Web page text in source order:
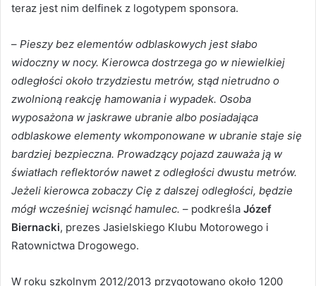
teraz jest nim delfinek z logotypem sponsora.
– Pieszy bez elementów odblaskowych jest słabo
widoczny w nocy. Kierowca dostrzega go w niewielkiej
odległości około trzydziestu metrów, stąd nietrudno o
zwolnioną reakcję hamowania i wypadek. Osoba
wyposażona w jaskrawe ubranie albo posiadająca
odblaskowe elementy wkomponowane w ubranie staje się
bardziej bezpieczna. Prowadzący pojazd zauważa ją w
światłach reflektorów nawet z odległości dwustu metrów.
Jeżeli kierowca zobaczy Cię z dalszej odległości, będzie
mógł wcześniej wcisnąć hamulec. – podkreśla Józef
Biernacki, prezes Jasielskiego Klubu Motorowego i
Ratownictwa Drogowego.
W roku szkolnym 2012/2013 przygotowano około 1200